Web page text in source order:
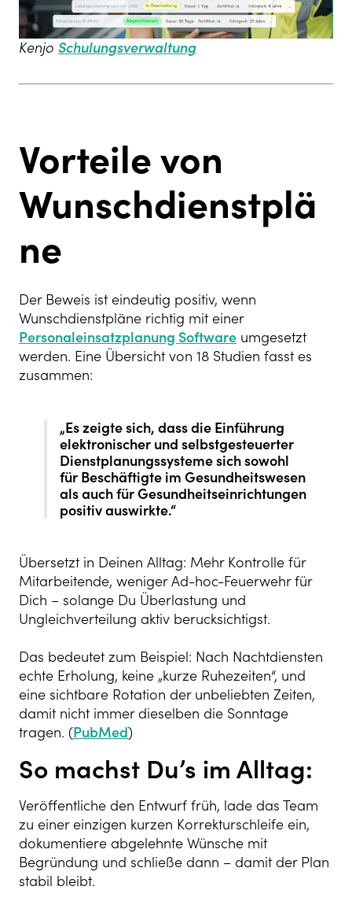
Kenjo Schulungsverwaltung
Vorteile von
Wunschdienstplä
ne
Der Beweis ist eindeutig positiv, wenn
Wunschdienstpläne richtig mit einer
Personaleinsatzplanung Software umgesetzt
werden. Eine Übersicht von 18 Studien fasst es
zusammen:
„Es zeigte sich, dass die Einführung
elektronischer und selbstgesteuerter
Dienstplanungssysteme sich sowohl
für Beschäftigte im Gesundheitswesen
als auch für Gesundheitseinrichtungen
positiv auswirkte.“
Übersetzt in Deinen Alltag: Mehr Kontrolle für
Mitarbeitende, weniger Ad-hoc-Feuerwehr für
Dich – solange Du Überlastung und
Ungleichverteilung aktiv berucksichtigst.
Das bedeutet zum Beispiel: Nach Nachtdiensten
echte Erholung, keine „kurze Ruhezeiten“, und
eine sichtbare Rotation der unbeliebten Zeiten,
damit nicht immer dieselben die Sonntage
tragen. (PubMed)
So machst Du’s im Alltag:
Veröffentliche den Entwurf früh, lade das Team
zu einer einzigen kurzen Korrekturschleife ein,
dokumentiere abgelehnte Wünsche mit
Begründung und schließe dann – damit der Plan
stabil bleibt.